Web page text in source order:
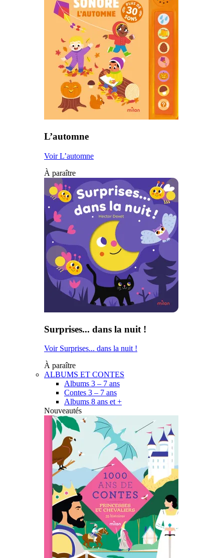
L’automne
Voir L’automne
À paraître
Surprises... dans la nuit !
Voir Surprises... dans la nuit !
À paraître
ALBUMS ET CONTES
Albums 3 – 7 ans
Contes 3 – 7 ans
Albums 8 ans et +
Nouveautés